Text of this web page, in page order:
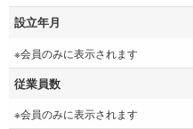
設立年月
※会員のみに表示されます
従業員数
※会員のみに表示されます